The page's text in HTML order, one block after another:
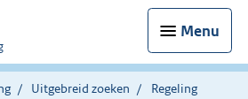
Menu
Uitgebreid zoeken Regeling